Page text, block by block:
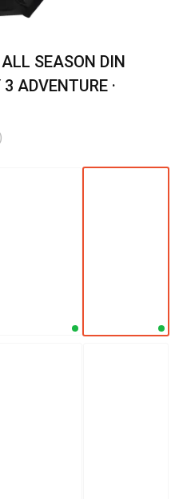
SEASON DIN
ADVENTURE ·
)